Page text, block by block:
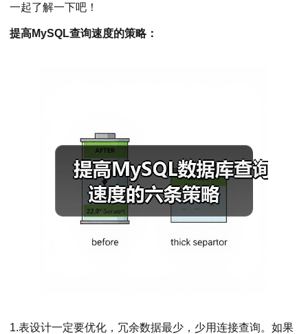
一起了解一下吧！
提高MySQL查询速度的策略：
1.表设计一定要优化，冗余数据最少，少用连接查询。如果